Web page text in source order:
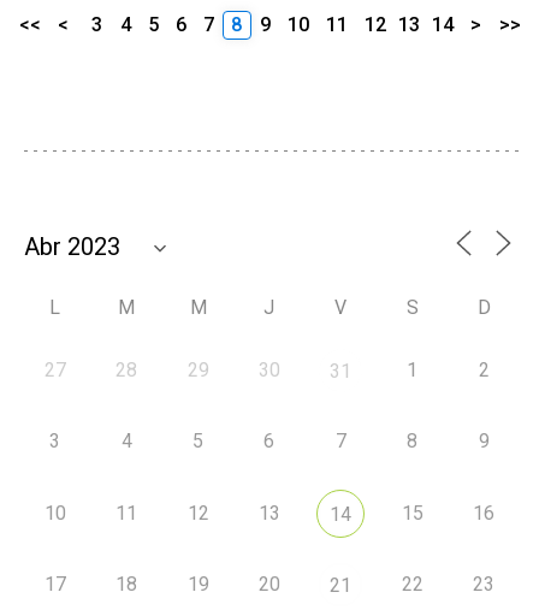
<< < 3 4 5 6 7 8 9 10 11 12 13 14 > >>
L M M J V S D
27 28 29 30 31 1 2
3 4 5 6 7 8 9
10 11 12 13 14 15 16
17 18 19 20 21 22 23